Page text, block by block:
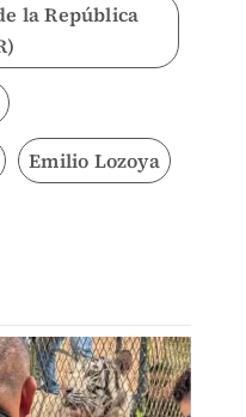
la República
Emilio Lozoya